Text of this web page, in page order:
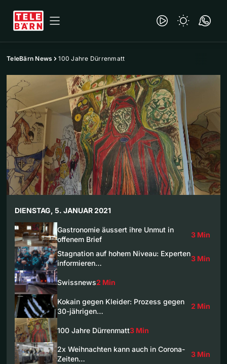
TeleBärn News 100 Jahre Dürrenmatt
DIENSTAG, 5. JANUAR 2021
Gastronomie äussert ihre Unmut in
offenem Brief
3 Min
Stagnation auf hohem Niveau: Experten
informieren…
3 Min
Swissnews2 Min
Kokain gegen Kleider: Prozess gegen
30-jährigen…
2 Min
100 Jahre Dürrenmatt3 Min
2x Weihnachten kann auch in Corona-
Zeiten…
3 Min